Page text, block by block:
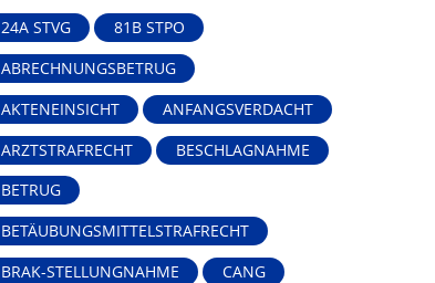
24A STVG
81B STPO
ABRECHNUNGSBETRUG
AKTENEINSICHT
ANFANGSVERDACHT
ARZTSTRAFRECHT
BESCHLAGNAHME
BETRUG
BETÄUBUNGSMITTELSTRAFRECHT
BRAK-STELLUNGNAHME
CANG